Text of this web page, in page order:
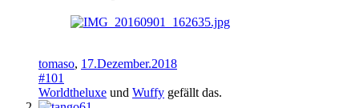
tomaso, 17.Dezember.2018
#101
Worldtheluxe und Wuffy gefällt das.